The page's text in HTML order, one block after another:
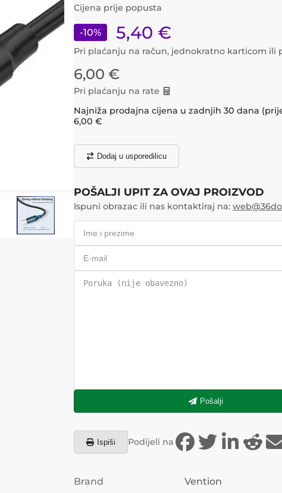
Cijena prije popusta
-10% 5,40 €
Pri plaćanju na račun, jednokratno karticom ili
6,00 €
Pri plaćanju na rate
Najniža prodajna cijena u zadnjih 30 dana
6,00 €
Dodaj u usporedilicu
POŠALJI UPIT ZA OVAJ PROIZVOD
Ispuni obrazac ili nas kontaktiraj na:
Pošalji
Ispiši Podijeli na
Brand
Vention